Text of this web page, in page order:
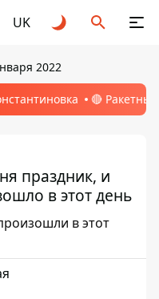
UK
2022
🔴
праздник, и
в этот день
в этот